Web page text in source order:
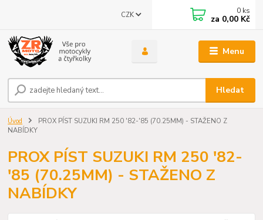
Menu
CZK
Hledat
0 ks
za 0,00 Kč
Úvod
PROX PÍST SUZUKI RM 250 '82-'85 (70.25MM) - STAŽENO Z
NABÍDKY
PROX PÍST SUZUKI RM 250 '82-
'85 (70.25MM) - STAŽENO Z
NABÍDKY